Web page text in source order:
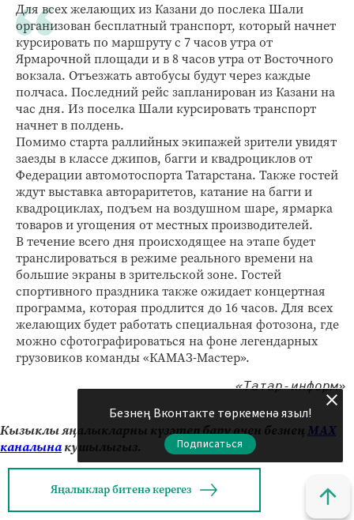
Для всех желающих из Казани до послека Шали
организован бесплатный транспорт, который начнет
курсировать по маршруту с 7 часов утра от
Ярмарочной площади и в 8 часов утра от Восточного
вокзала. Отъезжать автобусы будут через каждые
полчаса. Последний рейс запланирован из Казани на
час дня. Из поселка Шали курсировать транспорт
начнет в полдень.
Помимо старта раллийных экипажей зрители увидят
заезды в классе джипов, багги и квадроциклов от
Федерации автомотоспорта Татарстана. Также гостей
ждут выставка автораритетов, катание на багги и
квадроциклах, подъем на воздушном шаре, ярмарка
товаров и угощения от местных производителей.
В течение всего дня происходящее на этапе будет
транслироваться в режиме реального времени на
большие экраны в зрительской зоне. Гостей
спортивного праздника также ожидает концертная
программа, которая продлится до 16 часов. Для всех
желающих будет работать специальная фотозона, где
можно сфотографироваться на фоне легендарных
грузовиков команды «КАМАЗ-Мастер».
«Татар-информ»
Кызыклы яңалыкларны күзәтеп бару өчен безнеңМАХ
каналынакушылыгыз.
Яңалыклар битенә керегез
Безнең Вконтакте төркеменә языл!
Подписаться